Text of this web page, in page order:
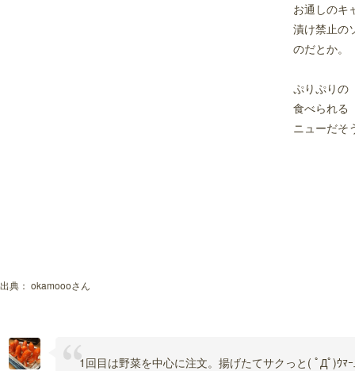
出典： okamoooさん
お通しのキ
漬け禁止の
のだとか。
ぷりぷりの
食べられる
ニューだそ
1回目は野菜を中心に注文。揚げたてサクっと( ﾟДﾟ)ｳﾏ